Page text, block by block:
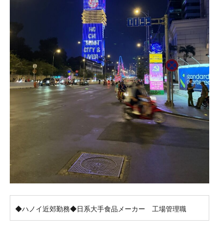
◆ハノイ近郊勤務◆日系大手食品メーカー 工場管理職